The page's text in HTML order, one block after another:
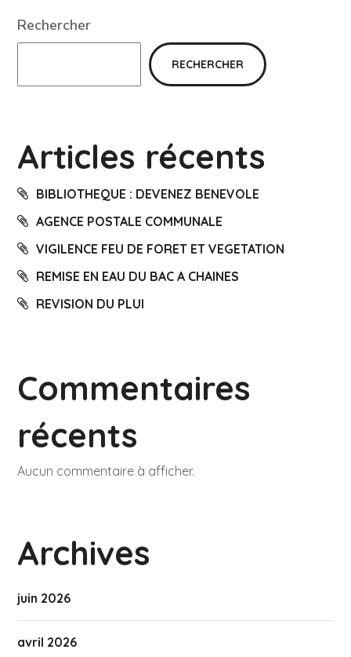
Rechercher
RECHERCHER
Articles récents
BIBLIOTHEQUE : DEVENEZ BENEVOLE
AGENCE POSTALE COMMUNALE
VIGILENCE FEU DE FORET ET VEGETATION
REMISE EN EAU DU BAC A CHAINES
REVISION DU PLUI
Commentaires
récents
Aucun commentaire à afficher.
Archives
juin 2026
avril 2026